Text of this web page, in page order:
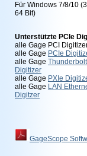
Für Windows 7/8/10
64 Bit)
Unterstützte PCIe
alle Gage PCI
alle Gage PCIe
alle Gage
Digitizer
alle Gage PXIe
alle Gage LAN
Digitzer
GageScope